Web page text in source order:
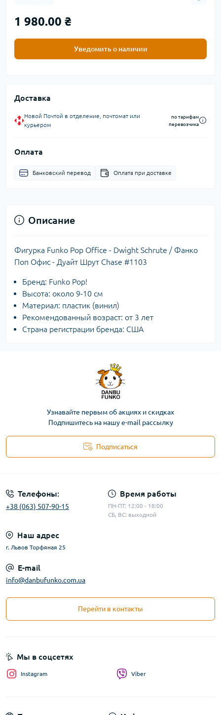
1 980.00 ₴
Уведомить о наличии
Доставка
Новой Почтой в отделение, почтомат или
курьером
по тарифам
перевозчика
Оплата
Банковский перевод Оплата при доставке
Описание
Фигурка Funko Pop Office - Dwight Schrute / Фанко
Поп Офис - Дуайт Шрут Chase #1103
Бренд: Funko Pop!
Высота: около 9-10 см
Материал: пластик (винил)
Рекомендованный возраст: от 3 лет
Страна регистрации бренда: США
Узнавайте первым об акциях и скидках
Подпишитесь на нашу e-mail рассылку
Подписаться
Телефоны:
+38 (063) 507-90-15
Время работы
ПН-ПТ: 12:00 - 18:00
СБ, ВС: выходной
Наш адрес
г. Львов Торфяная 25
E-mail
info@danbufunko.com.ua
Перейти в контакты
Мы в соцсетях
Instagram Viber